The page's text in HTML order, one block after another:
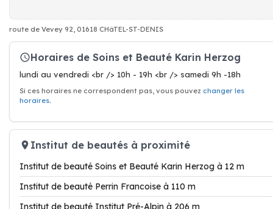
route de Vevey 92, 01618 CHâTEL-ST-DENIS
Horaires de Soins et Beauté Karin Herzog
lundi au vendredi <br /> 10h - 19h <br /> samedi 9h -18h
Si ces horaires ne correspondent pas, vous pouvez changer les
horaires.
Institut de beautés à proximité
Institut de beauté Soins et Beauté Karin Herzog à 12 m
Institut de beauté Perrin Francoise à 110 m
Institut de beauté Institut Pré-Alpin à 206 m